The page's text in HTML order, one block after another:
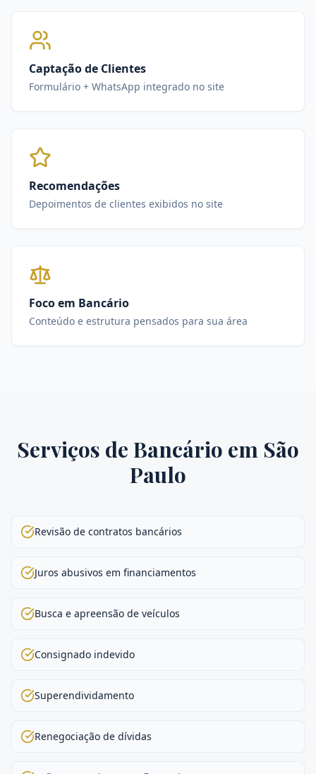
Captação de Clientes
Formulário + WhatsApp integrado no site
Recomendações
Depoimentos de clientes exibidos no site
Foco em Bancário
Conteúdo e estrutura pensados para sua área
Serviços de Bancário em São
Paulo
Revisão de contratos bancários
Juros abusivos em financiamentos
Busca e apreensão de veículos
Consignado indevido
Superendividamento
Renegociação de dívidas